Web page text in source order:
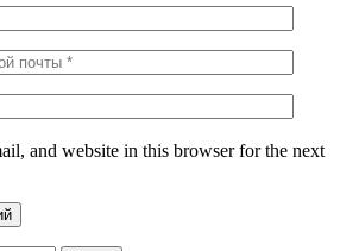
and website in this browser for the next